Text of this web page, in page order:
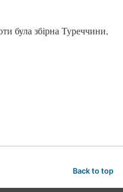
була збірна Туреччини,
Back to top